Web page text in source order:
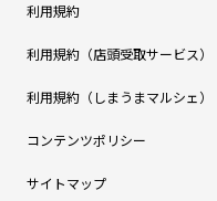
利用規約
利用規約（店頭受取サービス）
利用規約（しまうまマルシェ）
コンテンツポリシー
サイトマップ